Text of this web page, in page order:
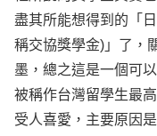
盡其所能想得到的「
稱交協獎學金)」了，
墨，總之這是一個可
被稱作台灣留學生最
受人喜愛，主要原因